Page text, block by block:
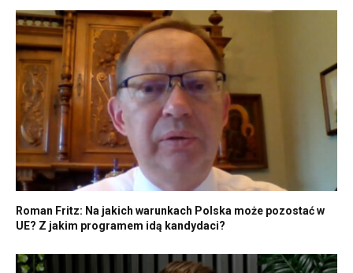
Roman Fritz: Na jakich warunkach Polska może pozostać w
UE? Z jakim programem idą kandydaci?